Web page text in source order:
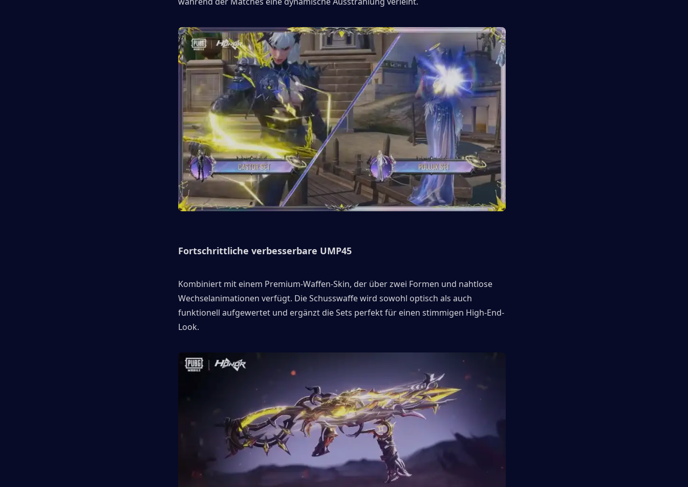
Fortschrittliche verbesserbare UMP45
Kombiniert mit einem Premium-Waffen-Skin, der über zwei Formen und nahtlose
Wechselanimationen verfügt. Die Schusswaffe wird sowohl optisch als auch
funktionell aufgewertet und ergänzt die Sets perfekt für einen stimmigen High-End-
Look.